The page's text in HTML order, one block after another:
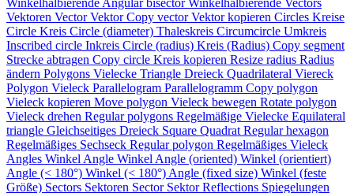
Winkelhalbierende Angular bisectorWinkelhalbierende Vectors
Vektoren VectorVektorCopy vectorVektor kopieren Circles Kreise
Circle Kreis Circle (diameter) Thaleskreis Circumcircle Umkreis
Inscribed circle Inkreis Circle (radius) Kreis (Radius) Copy segment
Strecke abtragen Copy circle Kreis kopieren Resize radius Radius
ändern Polygons Vielecke Triangle Dreieck Quadrilateral Viereck
Polygon Vieleck Parallelogram Parallelogramm Copy polygon
Vieleck kopieren Move polygon Vieleck bewegen Rotate polygon
Vieleck drehen Regular polygons Regelmäßige Vielecke Equilateral
triangle Gleichseitiges Dreieck Square Quadrat Regular hexagon
Regelmäßiges Sechseck Regular polygon Regelmäßiges Vieleck
Angles Winkel Angle Winkel Angle (oriented) Winkel (orientiert)
Angle (< 180°) Winkel (< 180°) Angle (fixed size) Winkel (feste
Größe) Sectors Sektoren Sector SektorReflections Spiegelungen